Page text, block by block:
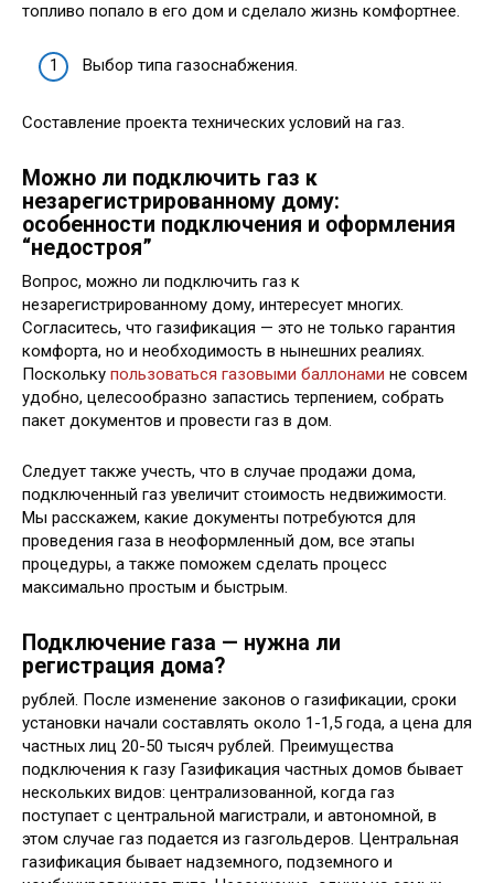
топливо попало в его дом и сделало жизнь комфортнее.
Выбор типа газоснабжения.
Составление проекта технических условий на газ.
Можно ли подключить газ к
незарегистрированному дому:
особенности подключения и оформления
“недостроя”
Вопрос, можно ли подключить газ к
незарегистрированному дому, интересует многих.
Согласитесь, что газификация — это не только гарантия
комфорта, но и необходимость в нынешних реалиях.
Поскольку пользоваться газовыми баллонами не совсем
удобно, целесообразно запастись терпением, собрать
пакет документов и провести газ в дом.
Следует также учесть, что в случае продажи дома,
подключенный газ увеличит стоимость недвижимости.
Мы расскажем, какие документы потребуются для
проведения газа в неоформленный дом, все этапы
процедуры, а также поможем сделать процесс
максимально простым и быстрым.
Подключение газа — нужна ли
регистрация дома?
рублей. После изменение законов о газификации, сроки
установки начали составлять около 1-1,5 года, а цена для
частных лиц 20-50 тысяч рублей. Преимущества
подключения к газу Газификация частных домов бывает
нескольких видов: централизованной, когда газ
поступает с центральной магистрали, и автономной, в
этом случае газ подается из газгольдеров. Центральная
газификация бывает надземного, подземного и